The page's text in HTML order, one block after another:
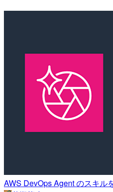
AWS DevOps Agent のスキル